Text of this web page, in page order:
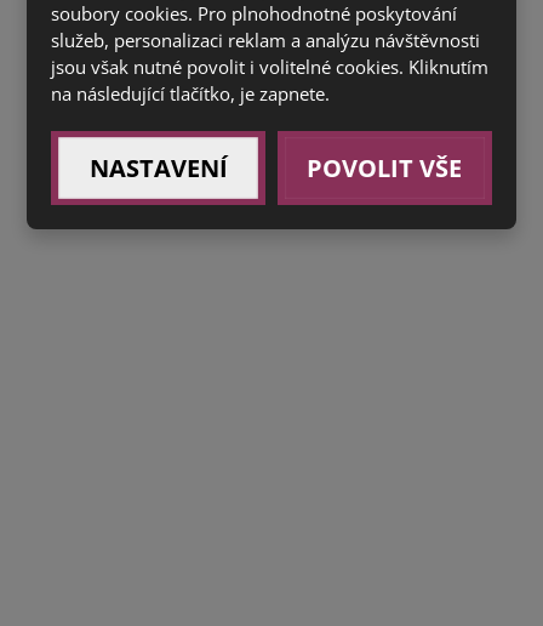
soubory cookies. Pro plnohodnotné poskytování
služeb, personalizaci reklam a analýzu návštěvnosti
jsou však nutné povolit i volitelné cookies. Kliknutím
na následující tlačítko, je zapnete.
NASTAVENÍ POVOLIT VŠE